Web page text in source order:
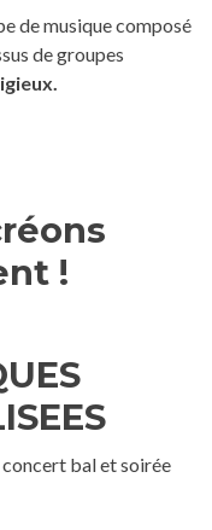
de musique composé
de groupes
!
bal et soirée